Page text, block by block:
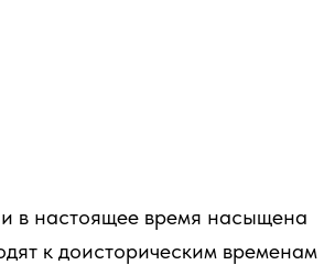
в настоящее время насыщена
к доисторическим временам